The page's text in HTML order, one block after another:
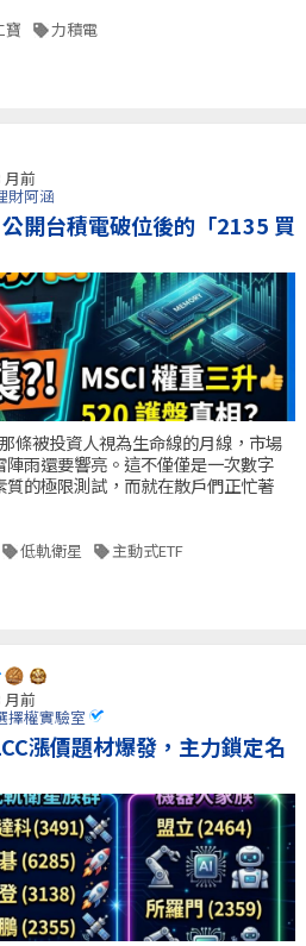
寶 力積電
月前
財阿涵
開台積電破位後的「2135 買
條被投資人視為生命線的月線，市場
雨還要響亮。這不僅僅是一次數字
的極限測試，而就在散戶們正忙著
低軌衛星 主動式ETF
月前
擇權實驗室
漲價題材爆發，主力鎖定名